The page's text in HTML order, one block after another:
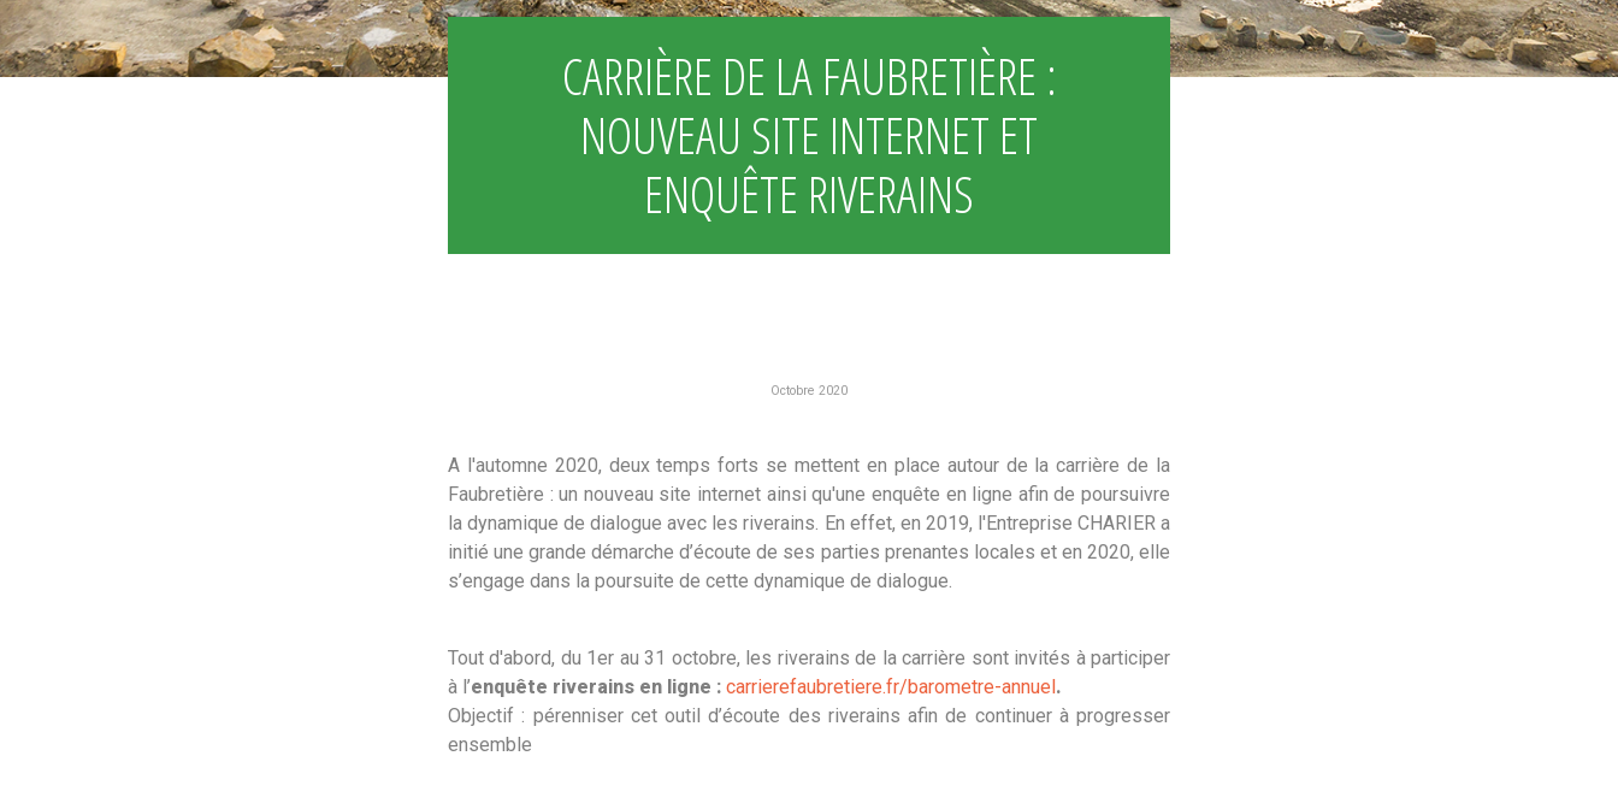
CARRIÈRE DE LA FAUBRETIÈRE :
NOUVEAU SITE INTERNET ET
ENQUÊTE RIVERAINS
Octobre 2020
A l'automne 2020, deux temps forts se mettent en place autour de la carrière de la
Faubretière : un nouveau site internet ainsi qu'une enquête en ligne afin de poursuivre
la dynamique de dialogue avec les riverains. En effet, en 2019, l'Entreprise CHARIER a
initié une grande démarche d’écoute de ses parties prenantes locales et en 2020, elle
s’engage dans la poursuite de cette dynamique de dialogue.
Tout d'abord, du 1er au 31 octobre, les riverains de la carrière sont invités à participer
à l’enquête riverains en ligne : carrierefaubretiere.fr/barometre-annuel.
Objectif : pérenniser cet outil d’écoute des riverains afin de continuer à progresser
ensemble